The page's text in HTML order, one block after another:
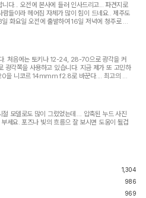
다... 오전에 본사에 들러 인사드리고... 파견지로
들이라 헤어짐 자체가 많이 힘이 드네요.. 제주도
화요일 오전에 출발하여 16일 저녁에 청주로 돌
. 처음에는 토키나 12-24, 28-70으로 광각을 커
각쪽을 사용하고 있습니다. 지금 제가 또 고민하
을 니코르 14mmm f2.8로 바꾼다.... 최고의 광
모델로도 많이 그렸었는데.... 압축된 누드 사진
세요. 포즈나 빛의 흐름으 잘 보시면 도움이 될겁
1,304
986
969